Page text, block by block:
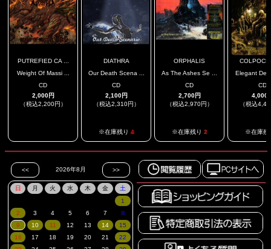
PUTREFIED CA ...
Weight Of Massi ...
CD
2,000円
（税込2,200円）
DIATHRA
Our Death Scena ...
CD
2,100円
（税込2,310円）
※在庫残り 4
ORPHALIS
As The Ashes Se ...
CD
2,700円
（税込2,970円）
※在庫残り 2
Elegant
CD
4,000
（税込
※在庫残